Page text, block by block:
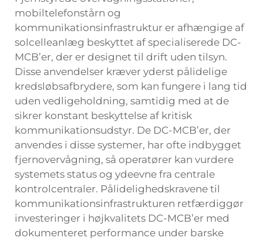
mobiltelefonstårn og
kommunikationsinfrastruktur er afhængige af
solcelleanlæg beskyttet af specialiserede DC-
MCB’er, der er designet til drift uden tilsyn.
Disse anvendelser kræver yderst pålidelige
kredsløbsafbrydere, som kan fungere i lang tid
uden vedligeholdning, samtidig med at de
sikrer konstant beskyttelse af kritisk
kommunikationsudstyr. De DC-MCB’er, der
anvendes i disse systemer, har ofte indbygget
fjernovervågning, så operatører kan vurdere
systemets status og ydeevne fra centrale
kontrolcentraler. Pålidelighedskravene til
kommunikationsinfrastrukturen retfærdiggør
investeringer i højkvalitets DC-MCB’er med
dokumenteret performance under barske